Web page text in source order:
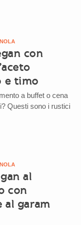
con
e timo
a buffet o cena
Questi sono i rustici
al
con
al garam